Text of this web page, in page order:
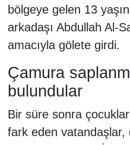
bölgeye gelen 13
arkadaşı Abdullah Al-
amacıyla gölete girdi.
Çamura
bulundular
Bir süre sonra
fark eden vatandaşlar,